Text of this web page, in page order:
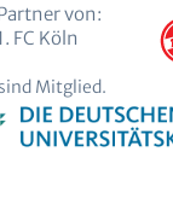
von:
FC Köln
Mitglied.